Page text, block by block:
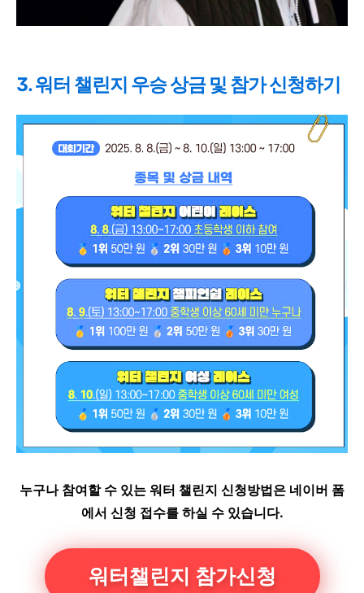
3. 워터 챌린지 우승 상금 및 참가 신청하기
누구나 참여할 수 있는 워터 챌린지 신청방법은 네이버 폼
에서 신청 접수를 하실 수 있습니다.
워터챌린지 참가신청